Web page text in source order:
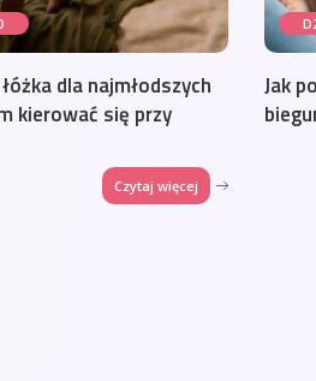
dla najmłodszych
kierować się przy
Czytaj więcej
Jak